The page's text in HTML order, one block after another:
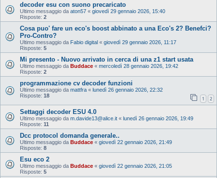
decoder esu con suono precaricato
Ultimo messaggio da aton57 « giovedì 29 gennaio 2026, 15:40
Risposte: 2
Cosa puo' fare un eco's boost abbinato a una Eco's 2? Benefci?
Pro-Contro?
Ultimo messaggio da Fabio digital « giovedì 29 gennaio 2026, 11:17
Risposte: 5
Mi presento - Nuovo arrivato in cerca di una z1 start usata
Ultimo messaggio da Buddace « mercoledì 28 gennaio 2026, 19:42
Risposte: 2
programmazione cv decoder funzioni
Ultimo messaggio da mattfra « lunedì 26 gennaio 2026, 22:32
Risposte: 18 1 2
Settaggi decoder ESU 4.0
Ultimo messaggio da m.davide13@alice.it « lunedì 26 gennaio 2026, 19:49
Risposte: 11
Dcc protocol domanda generale..
Ultimo messaggio da Buddace « giovedì 22 gennaio 2026, 21:49
Risposte: 8
Esu eco 2
Ultimo messaggio da Buddace « giovedì 22 gennaio 2026, 21:05
Risposte: 5